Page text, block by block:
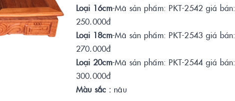
Loại 16cm-Mã sản phẩm: PKT-2542 giá bán:
250.000đ
Loại 18cm-Mã sản phẩm: PKT-2543 giá bán:
270.000đ
Loại 20cm-Mã sản phẩm: PKT-2544 giá bán:
300.000đ
Màu sắc : nâu